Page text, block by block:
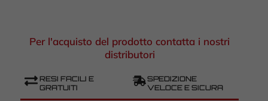
Per l'acquisto del prodotto contatta i nostri
distributori
RESI FACILI E
GRATUITI
SPEDIZIONE
VELOCE E SICURA